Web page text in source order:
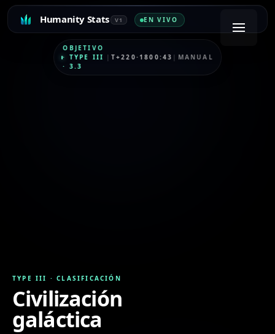
Humanity Stats V1 EN VIVO
OBJETIVO
· TYPE III
· 3.3
| T+220·1800:43 | MANUAL
TYPE III ·CLASIFICACIÓN
Civilización
galáctica